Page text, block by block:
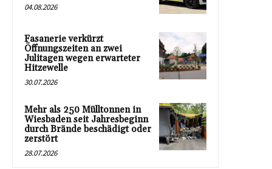
04.08.2026
Fasanerie verkürzt
Öffnungszeiten an zwei
Julitagen wegen erwarteter
Hitzewelle
30.07.2026
Mehr als 250 Mülltonnen in
Wiesbaden seit Jahresbeginn
durch Brände beschädigt oder
zerstört
28.07.2026